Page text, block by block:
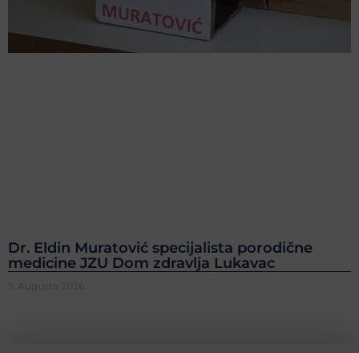
Dr. Eldin Muratović specijalista porodične
medicine JZU Dom zdravlja Lukavac
7. Augusta 2026.